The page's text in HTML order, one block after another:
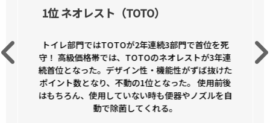
1位 ネオレスト（TOTO）
トイレ部門ではTOTOが2年連続3部門で首位を死
守！ 高級価格帯では、TOTOのネオレストが3年連
続首位となった。デザイン性・機能性がずば抜けた
ポイント数となり、不動の1位となった。 使用前後
はもちろん、使用していない時も便器やノズルを自
動で除菌してくれる。